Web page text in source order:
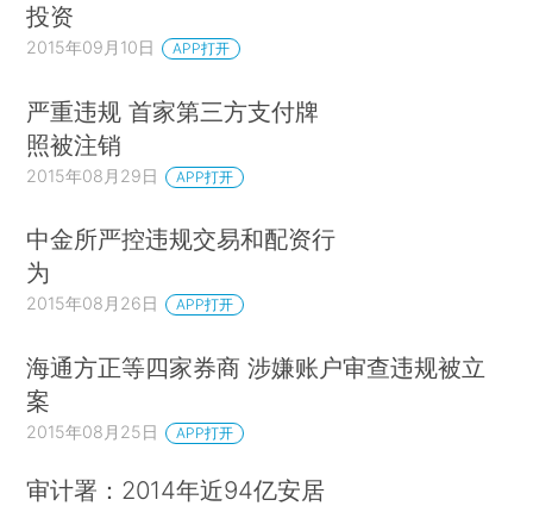
投资
2015年09月10日 APP打开
严重违规 首家第三方支付牌
照被注销
2015年08月29日 APP打开
中金所严控违规交易和配资行
为
2015年08月26日 APP打开
海通方正等四家券商 涉嫌账户审查违规被立
案
2015年08月25日 APP打开
审计署：2014年近94亿安居